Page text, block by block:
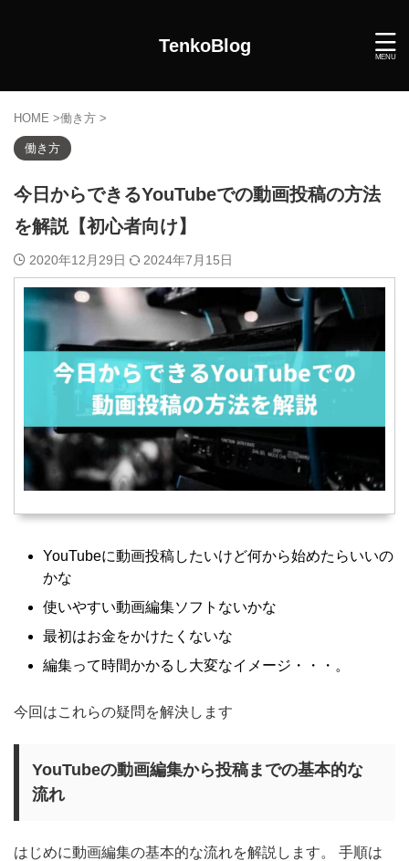
TenkoBlog
HOME >働き方 >
働き方
今日からできるYouTubeでの動画投稿の方法
を解説【初心者向け】
2020年12月29日 2024年7月15日
YouTubeに動画投稿したいけど何から始めたらいいの
かな
使いやすい動画編集ソフトないかな
最初はお金をかけたくないな
編集って時間かかるし大変なイメージ・・・。
今回はこれらの疑問を解決します
YouTubeの動画編集から投稿までの基本的な
流れ
はじめに動画編集の基本的な流れを解説します。 手順は